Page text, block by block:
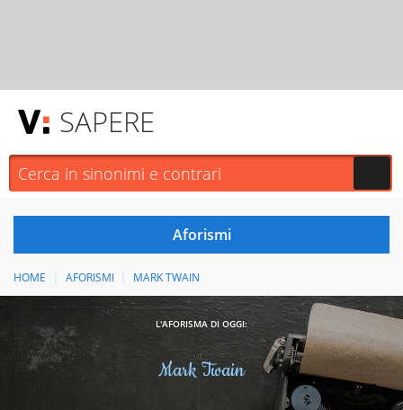
SAPERE
HOME AFORISMI MARK TWAIN
L'AFORISMA DI OGGI:
Mark Twain